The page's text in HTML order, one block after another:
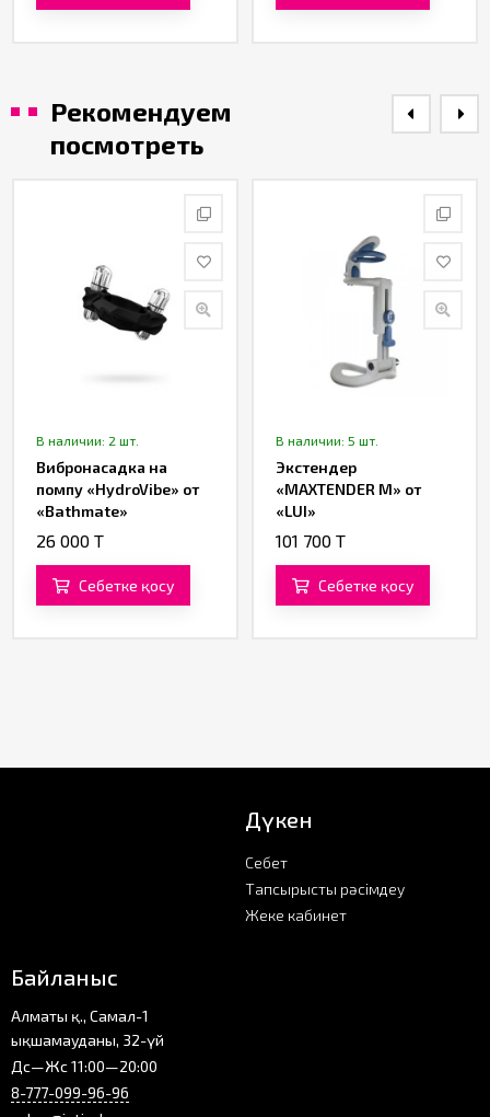
Рекомендуем
посмотреть
В наличии: 2 шт.
Вибронасадка на
помпу «HydroVibe» от
«Bathmate»
26 000 T
Себетке қосу
В наличии: 5 шт.
Экстендер
«MAXTENDER M» от
«LUI»
101 700 T
Себетке қосу
Дүкен
Себет
Тапсырысты рәсімдеу
Жеке кабинет
Байланыс
Алматы қ., Самал-1
ықшамауданы, 32-үй
Дс—Жс 11:00—20:00
8-777-099-96-96